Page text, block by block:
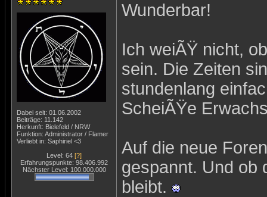
Dabei seit: 01.06.2002
Beiträge: 11.142
Herkunft: Bielefeld / NRW
Funktion: Administrator / Flamer
Verliebt in: Saphiriel <3
Level: 64 [?]
Erfahrungspunkte: 98.406.992
Nächster Level: 100.000.000
Wunderbar!
Ich weiÃŸ nicht,
sein. Die Zeiten
stundenlang
ScheiÃŸe
Auf die neue
gespannt. Und ob
bleibt.